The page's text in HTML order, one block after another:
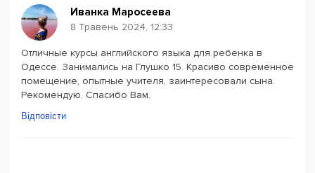
Иванка Маросеева
8 Травень 2024, 12:33
Отличные курсы английского языка для ребенка в
Одессе. Занимались на Глушко 15. Красиво современное
помещение, опытные учителя, заинтересовали сына.
Рекомендую. Спасибо Вам.
Відповісти